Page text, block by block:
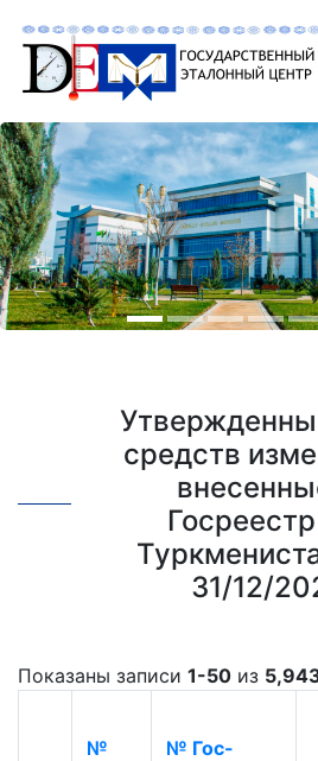
средств
31/12/
Показаны записи 1-50 из
№
№ Гос-